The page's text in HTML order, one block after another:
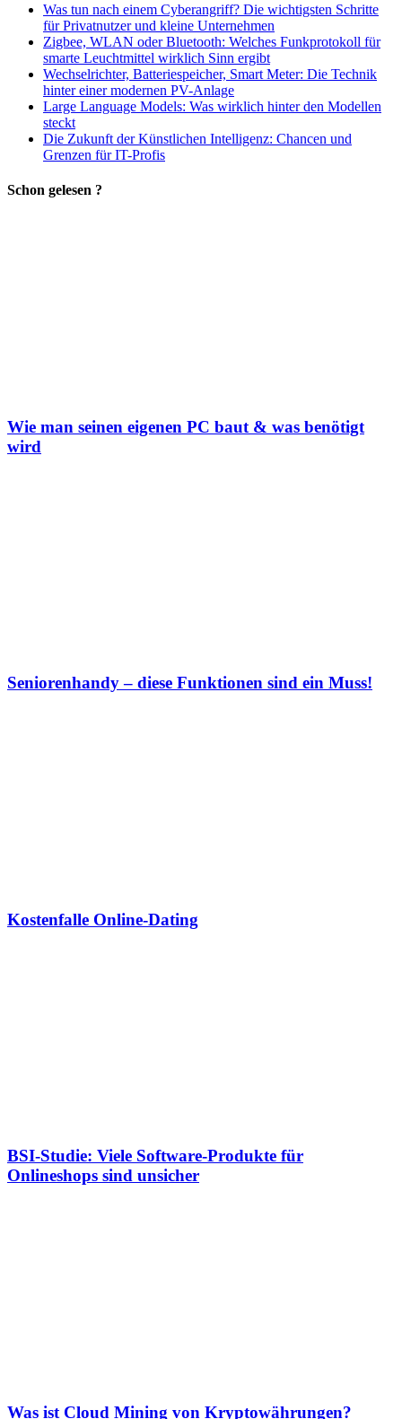
Was tun nach einem Cyberangriff? Die wichtigsten Schritte
für Privatnutzer und kleine Unternehmen
Zigbee, WLAN oder Bluetooth: Welches Funkprotokoll für
smarte Leuchtmittel wirklich Sinn ergibt
Wechselrichter, Batteriespeicher, Smart Meter: Die Technik
hinter einer modernen PV-Anlage
Large Language Models: Was wirklich hinter den Modellen
steckt
Die Zukunft der Künstlichen Intelligenz: Chancen und
Grenzen für IT-Profis
Schon gelesen ?
Wie man seinen eigenen PC baut & was benötigt
wird
Seniorenhandy – diese Funktionen sind ein Muss!
Kostenfalle Online-Dating
BSI-Studie: Viele Software-Produkte für
Onlineshops sind unsicher
Was ist Cloud Mining von Kryptowährungen?